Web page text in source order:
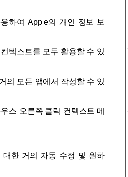
하여 Apple의 개인 정보 보
텍스트를 모두 활용할 수 있
의 모든 앱에서 작성할 수 있
스 오른쪽 클릭 컨텍스트 메
대한 거의 자동 수정 및 원하